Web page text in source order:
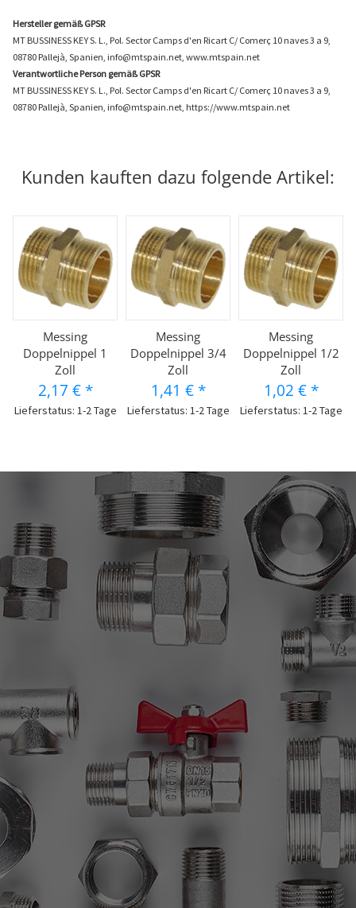
Hersteller gemäß GPSR
MT BUSSINESS KEY S. L., Pol. Sector Camps d'en Ricart C/ Comerç 10 naves 3 a 9,
08780 Pallejà, Spanien, info@mtspain.net, www.mtspain.net
Verantwortliche Person gemäß GPSR
MT BUSSINESS KEY S. L., Pol. Sector Camps d'en Ricart C/ Comerç 10 naves 3 a 9,
08780 Pallejà, Spanien, info@mtspain.net, https://www.mtspain.net
Kunden kauften dazu folgende Artikel:
Messing
Doppelnippel 1
Zoll
2,17 € *
Lieferstatus: 1-2 Tage
Messing
Doppelnippel 3/4
Zoll
1,41 € *
Lieferstatus: 1-2 Tage
Messing
Doppelnippel 1/2
Zoll
1,02 € *
Lieferstatus: 1-2 Tage